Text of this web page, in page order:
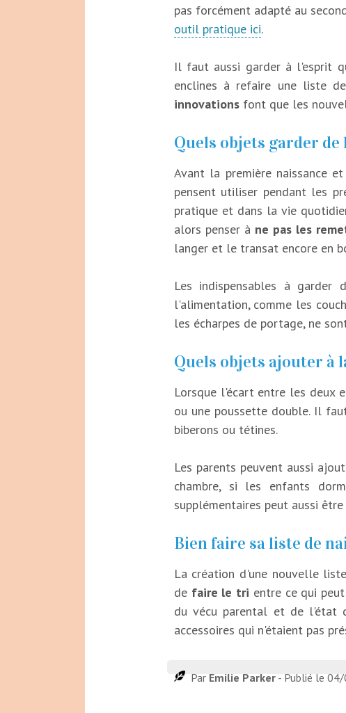
pas forcément adapté au
outil pratique ici.
Il faut aussi garder à l'esprit
enclines à refaire une liste
innovationsfont que les
Quels objets garder
Avant la première naissance
pensent utiliser pendant les
pratique et dans la vie
alors penser à ne pas les
langer et le transat encore en
Les indispensables à
l'alimentation, comme les
les écharpes de portage, ne
Quels objets ajouter à
Lorsque l'écart entre les deux
ou une poussette double. Il
biberons ou tétines.
Les parents peuvent aussi
chambre, si les enfants
supplémentaires peut aussi
Bien faire sa liste de
La création d'une nouvelle
de faire le tri entre ce qui
du vécu parental et de l'état
accessoires qui n'étaient pas
Par Emilie Parker- Publié le